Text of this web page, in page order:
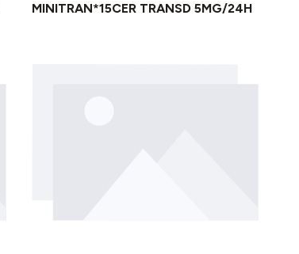
MINITRAN*15CER TRANSD 5MG/24H